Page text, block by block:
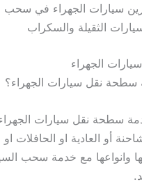
سيارات الجهراء في سحب
الثقيلة والسكراب
الجهراء
نقل سيارات الجهراء؟
سطحة نقل سيارات
أو العادية او الحافلات او
وانواعها مع خدمة سحب